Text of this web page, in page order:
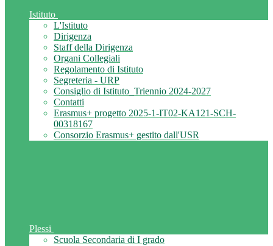
Istituto
L'Istituto
Dirigenza
Staff della Dirigenza
Organi Collegiali
Regolamento di Istituto
Segreteria - URP
Consiglio di Istituto_Triennio 2024-2027
Contatti
Erasmus+ progetto 2025-1-IT02-KA121-SCH-
00318167
Consorzio Erasmus+ gestito dall'USR
Plessi
Scuola Secondaria di I grado